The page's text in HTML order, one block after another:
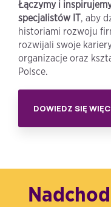
Łączymy i
specjalistów IT , aby
historiami rozwoju
rozwijali swoje
organizacje oraz
Polsce.
DOWIEDZ SIĘ